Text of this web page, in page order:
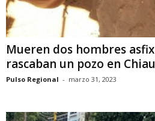
Mueren dos hombres
rascaban un pozo en
Pulso Regional - marzo 31, 2023